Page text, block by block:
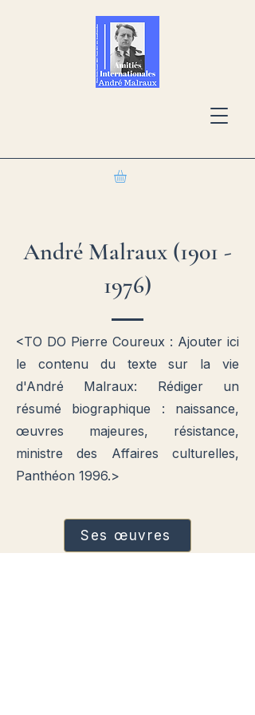
André Malraux (1901 -
1976)
<TO DO Pierre Coureux : Ajouter ici
le contenu du texte sur la vie
d'André Malraux: Rédiger un
résumé biographique : naissance,
œuvres majeures, résistance,
ministre des Affaires culturelles,
Panthéon 1996.>
Ses œuvres